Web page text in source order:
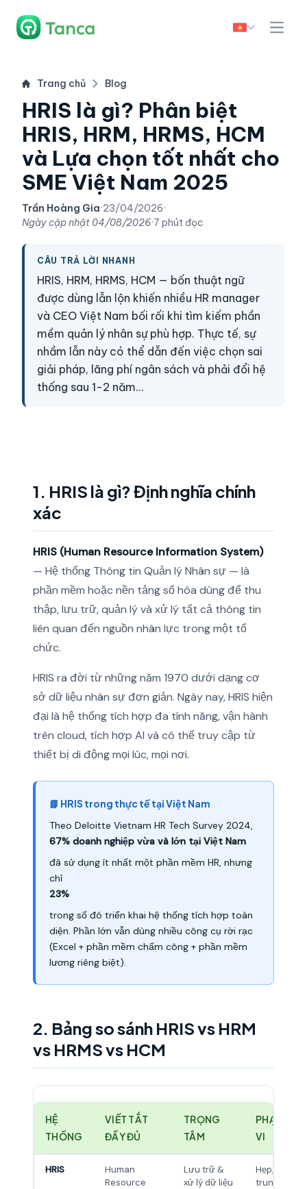
Trang chủ Blog
HRIS là gì? Phân biệt
HRIS, HRM, HRMS, HCM
và Lựa chọn tốt nhất cho
SME Việt Nam 2025
Trần Hoàng Gia·23/04/2026·
Ngày cập nhật04/08/2026·7 phút đọc
CÂU TRẢ LỜI NHANH
HRIS, HRM, HRMS, HCM — bốn thuật ngữ
được dùng lẫn lộn khiến nhiều HR manager
và CEO Việt Nam bối rối khi tìm kiếm phần
mềm quản lý nhân sự phù hợp. Thực tế, sự
nhầm lẫn này có thể dẫn đến việc chọn sai
giải pháp, lãng phí ngân sách và phải đổi hệ
thống sau 1-2 năm…
1. HRIS là gì? Định nghĩa chính
xác
HRIS (Human Resource Information System)
— Hệ thống Thông tin Quản lý Nhân sự — là
phần mềm hoặc nền tảng số hóa dùng để thu
thập, lưu trữ, quản lý và xử lý tất cả thông tin
liên quan đến nguồn nhân lực trong một tổ
chức.
HRIS ra đời từ những năm 1970 dưới dạng cơ
sở dữ liệu nhân sự đơn giản. Ngày nay, HRIS hiện
đại là hệ thống tích hợp đa tính năng, vận hành
trên cloud, tích hợp AI và có thể truy cập từ
thiết bị di động mọi lúc, mọi nơi.
📘 HRIS trong thực tế tại Việt Nam
Theo Deloitte Vietnam HR Tech Survey 2024,
67% doanh nghiệp vừa và lớn tại Việt Nam
đã sử dụng ít nhất một phần mềm HR, nhưng
chỉ
23%
trong số đó triển khai hệ thống tích hợp toàn
diện. Phần lớn vẫn dùng nhiều công cụ rời rạc
(Excel + phần mềm chấm công + phần mềm
lương riêng biệt).
2. Bảng so sánh HRIS vs HRM
vs HRMS vs HCM
HỆ
THỐNG
VIẾT TẮT
ĐẦY ĐỦ
TRỌNG
TÂM
PHẠM
VI
HRIS
Human
Resource
Lưu trữ &
xử lý dữ liệu
Hẹp, tập
trung